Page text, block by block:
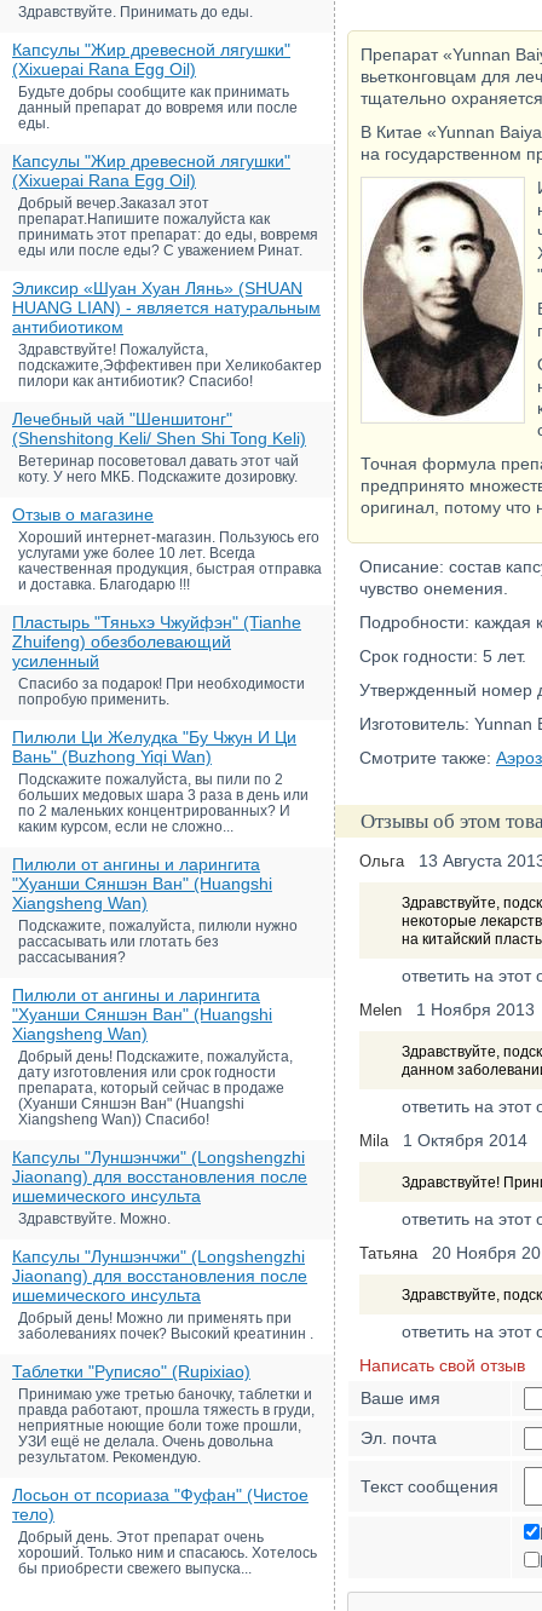
Здравствуйте. Принимать до еды.
Капсулы "Жир древесной лягушки"
(Xixuepai Rana Egg Oil)
Будьте добры сообщите как принимать
данный препарат до вовремя или после
еды.
Капсулы "Жир древесной лягушки"
(Xixuepai Rana Egg Oil)
Добрый вечер.Заказал этот
препарат.Напишите пожалуйста как
принимать этот препарат: до еды, вовремя
еды или после еды? С уважением Ринат.
Эликсир «Шуан Хуан Лянь» (SHUAN
HUANG LIAN) - является натуральным
антибиотиком
Здравствуйте! Пожалуйста,
подскажите,Эффективен при Хеликобактер
пилори как антибиотик? Спасибо!
Лечебный чай "Шеншитонг"
(Shenshitong Keli/ Shen Shi Tong Keli)
Ветеринар посоветовал давать этот чай
коту. У него МКБ. Подскажите дозировку.
Отзыв о магазине
Хороший интернет-магазин. Пользуюсь его
услугами уже более 10 лет. Всегда
качественная продукция, быстрая отправка
и доставка. Благодарю !!!
Пластырь "Тяньхэ Чжуйфэн" (Tianhe
Zhuifeng) обезболевающий
усиленный
Спасибо за подарок! При необходимости
попробую применить.
Пилюли Ци Желудка "Бу Чжун И Ци
Вань" (Buzhong Yiqi Wan)
Подскажите пожалуйста, вы пили по 2
больших медовых шара 3 раза в день или
по 2 маленьких концентрированных? И
каким курсом, если не сложно...
Пилюли от ангины и ларингита
"Хуанши Сяншэн Ван" (Huangshi
Xiangsheng Wan)
Подскажите, пожалуйста, пилюли нужно
рассасывать или глотать без
рассасывания?
Пилюли от ангины и ларингита
"Хуанши Сяншэн Ван" (Huangshi
Xiangsheng Wan)
Добрый день! Подскажите, пожалуйста,
дату изготовления или срок годности
препарата, который сейчас в продаже
(Хуанши Сяншэн Ван" (Huangshi
Xiangsheng Wan)) Спасибо!
Капсулы "Луншэнчжи" (Longshengzhi
Jiaonang) для восстановления после
ишемического инсульта
Здравствуйте. Можно.
Капсулы "Луншэнчжи" (Longshengzhi
Jiaonang) для восстановления после
ишемического инсульта
Добрый день! Можно ли применять при
заболеваниях почек? Высокий креатинин .
Таблетки "Руписяо" (Rupixiao)
Принимаю уже третью баночку, таблетки и
правда работают, прошла тяжесть в груди,
неприятные ноющие боли тоже прошли,
УЗИ ещё не делала. Очень довольна
результатом. Рекомендую.
Лосьон от псориаза "Фуфан" (Чистое
тело)
Добрый день. Этот препарат очень
хороший. Только ним и спасаюсь. Хотелось
бы приобрести свежего выпуска...
Препарат «Yunnan
вьетконговцам для
тщательно
В Китае «Yunnan
на государственном
Точная формула
предпринято
оригинал, потому что
Описание: состав
чувство онемения.
Подробности: каждая
Срок годности: 5 лет.
Утвержденный номер
Изготовитель:
Смотрите также:
Отзывы об этом
Ольга 13 Августа
Здравствуйте,
некоторые
на китайский
ответить на этот
Melen 1 Ноября 2013
Здравствуйте,
данном
ответить на этот
Mila 1 Октября 2014
Здравствуйте!
ответить на этот
Татьяна 20 Ноября
Здравствуйте,
ответить на этот
Написать свой отзыв
Ваше имя
Эл. почта
Текст сообщения